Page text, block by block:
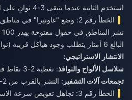
استخدم الثانية عندما يتبقى 3-4 ثوانٍ على انتهاء فترة تباطؤ الأولى.
الخطأ رقم 2: وضع "غاونيرا" في مناطق مفتوحة
البالغ 6 أمتار يتطلب وجود هياكل قريبة (نوافذ أو ألواح).
الانتشار الاستراتيجي:
سلاسل الألواح والنوافذ: تغطية 2-3 نقاط قفز متتالية.
تجمعات آلات التشفير : النشر بالقرب من 2-3 آلات متجاورة.
الخطأ رقم 3: تجاهل تعويض سرعة الاستجابة (Ping)